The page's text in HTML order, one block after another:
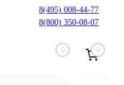
8(495) 008-44-77
8(800) 350-08-07
0 0